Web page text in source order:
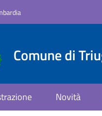
Comune di
Novità